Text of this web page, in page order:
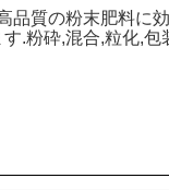
品質の粉末肥料に
.粉砕,混合,粒化,